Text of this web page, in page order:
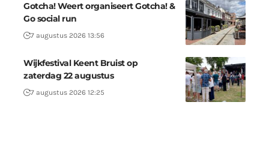
Gotcha! Weert organiseert Gotcha! &
Go social run
7 augustus 2026 13:56
Wijkfestival Keent Bruist op
zaterdag 22 augustus
7 augustus 2026 12:25